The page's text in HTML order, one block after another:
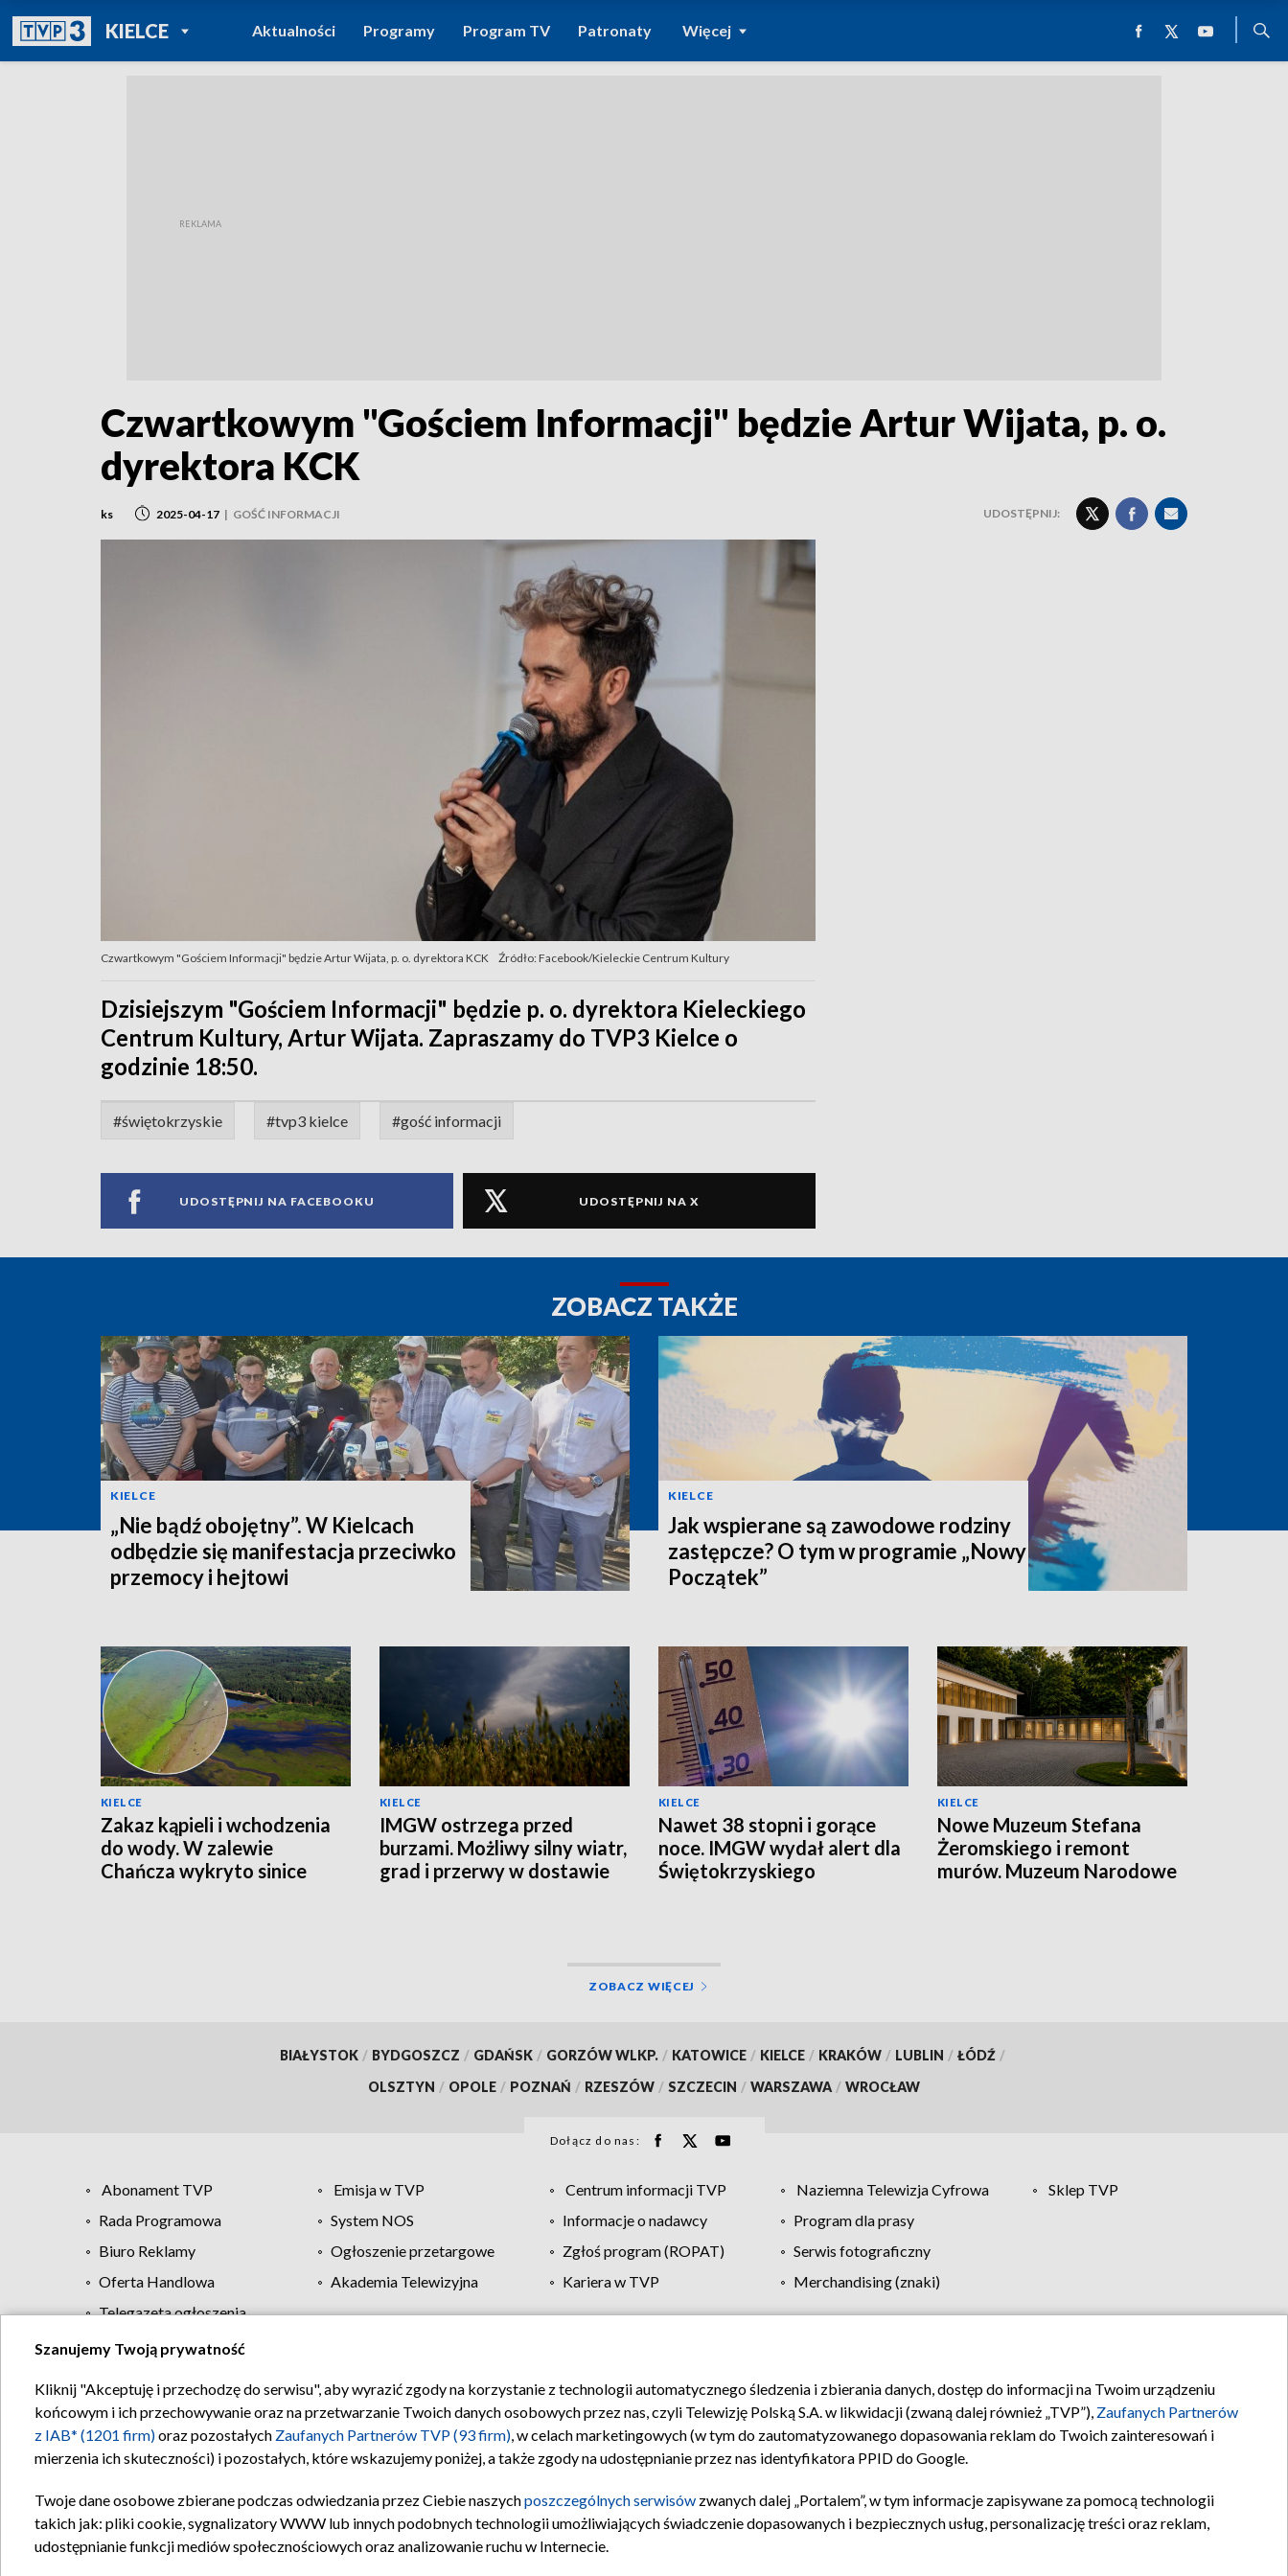
KIELCEPOWRÓT DO
TVP REGIONY
Aktualności Programy Program TV Patronaty Więcej
Czwartkowym "Gościem Informacji" będzie Artur Wijata, p. o.
dyrektora KCK
ks 2025-04-17 | GOŚĆ INFORMACJI UDOSTĘPNIJ:
Czwartkowym "Gościem Informacji" będzie Artur Wijata, p. o. dyrektora KCK Źródło: Facebook/Kieleckie Centrum Kultury
Dzisiejszym "Gościem Informacji" będzie p. o. dyrektora Kieleckiego
Centrum Kultury, Artur Wijata. Zapraszamy do TVP3 Kielce o
godzinie 18:50.
#świętokrzyskie #tvp3 kielce #gość informacji
UDOSTĘPNIJ NA FACEBOOKU UDOSTĘPNIJ NA X
ZOBACZ TAKŻE
KIELCE
„Nie bądź obojętny”. W Kielcach
odbędzie się manifestacja przeciwko
przemocy i hejtowi
KIELCE
Jak wspierane są zawodowe rodziny
zastępcze? O tym w programie „Nowy
Początek”
KIELCE
Zakaz kąpieli i wchodzenia
do wody. W zalewie
Chańcza wykryto sinice
KIELCE
IMGW ostrzega przed
burzami. Możliwy silny wiatr,
grad i przerwy w dostawie
KIELCE
Nawet 38 stopni i gorące
noce. IMGW wydał alert dla
Świętokrzyskiego
KIELCE
Nowe Muzeum Stefana
Żeromskiego i remont
murów. Muzeum Narodowe
ZOBACZ WIĘCEJ
BIAŁYSTOK / BYDGOSZCZ / GDAŃSK / GORZÓW WLKP. / KATOWICE / KIELCE / KRAKÓW / LUBLIN / ŁÓDŹ /
OLSZTYN / OPOLE / POZNAŃ / RZESZÓW / SZCZECIN / WARSZAWA / WROCŁAW
Dołącz do nas:
Abonament TVP Emisja w TVP Centrum informacji TVP Naziemna Telewizja Cyfrowa
Sklep TVP
Rada Programowa
System NOS Informacje o nadawcy
Program dla prasy
Biuro Reklamy
Ogłoszenie przetargowe Zgłoś program (ROPAT)
Serwis fotograficzny
Oferta Handlowa
Akademia Telewizyjna Kariera w TVP
Merchandising (znaki)
Telegazeta ogłoszenia
Regulamin TVP Polityka prywatności Moje zgody Pomoc Biuro reklamy Kontakt
Szanujemy Twoją prywatność
Kliknij "Akceptuję i przechodzę do serwisu", aby wyrazić zgody na korzystanie z technologii automatycznego śledzenia i zbierania danych, dostęp do informacji na Twoim urządzeniu
końcowym i ich przechowywanie oraz na przetwarzanie Twoich danych osobowych przez nas, czyli Telewizję Polską S.A. w likwidacji (zwaną dalej również „TVP”), Zaufanych Partnerów
z IAB* (1201 firm)oraz pozostałych Zaufanych Partnerów TVP (93 firm), w celach marketingowych (w tym do zautomatyzowanego dopasowania reklam do Twoich zainteresowań i
mierzenia ich skuteczności) i pozostałych, które wskazujemy poniżej, a także zgody na udostępnianie przez nas identyfikatora PPID do Google.
Twoje dane osobowe zbierane podczas odwiedzania przez Ciebie naszychposzczególnych serwisów zwanych dalej „Portalem”, w tym informacje zapisywane za pomocą technologii
takich jak: pliki cookie, sygnalizatory WWW lub innych podobnych technologii umożliwiających świadczenie dopasowanych i bezpiecznych usług, personalizację treści oraz reklam,
udostępnianie funkcji mediów społecznościowych oraz analizowanie ruchu w Internecie.